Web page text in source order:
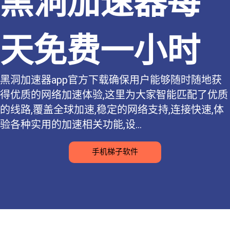
天免费一小时
黑洞加速器app官方下载确保用户能够随时随地获
得优质的网络加速体验,这里为大家智能匹配了优质
的线路,覆盖全球加速,稳定的网络支持,连接快速,体
验各种实用的加速相关功能,设...
手机梯子软件